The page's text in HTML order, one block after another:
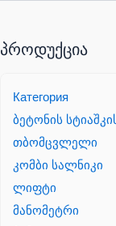
პროდუქცია
Категория
ბეტონის
თბომცვლელი
კომბი სალნიკი
ლიფტი
მანომეტრი